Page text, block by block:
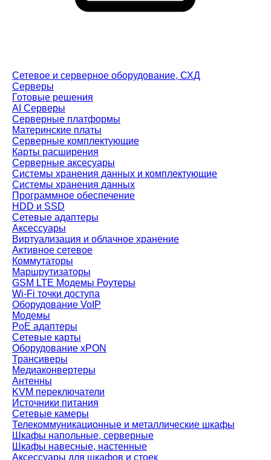
Сетевое и серверное оборудование, СХД
Cерверы
Готовые решения
AI Серверы
Серверные платформы
Материнские платы
Серверные комплектующие
Карты расширения
Серверные аксесуары
Системы хранения данных и комплектующие
Системы хранения данных
Программное обеспечение
HDD и SSD
Сетевые адаптеры
Аксессуары
Виртуализация и облачное хранение
Активное сетевое
Коммутаторы
Маршрутизаторы
GSM LTE Модемы Роутеры
Wi-Fi точки доступа
Оборудование VoIP
Модемы
PoE адаптеры
Сетевые карты
Оборудование xPON
Трансиверы
Медиаконвертеры
Антенны
KVM переключатели
Источники питания
Сетевые камеры
Телекоммуникационные и металлические шкафы
Шкафы напольные, серверные
Шкафы навесные, настенные
Аксессуары для шкафов и стоек